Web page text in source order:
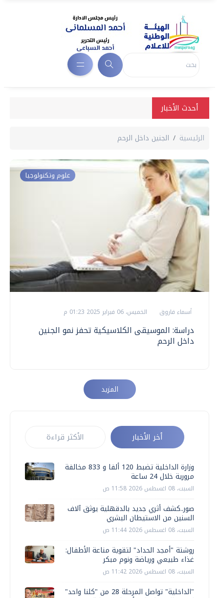
أحدث الأخبار
الرئيسية الجنين داخل الرحم
علوم وتكنولوجيا
أسماء فاروق الخميس، 06 فبراير 2025 01:23 م
دراسة: الموسيقى الكلاسيكية تحفز نمو الجنين
داخل الرحم
المزيد
أخر الأخبار الأكثر قراءة
وزارة الداخلية تضبط 120 ألفا و 833 مخالفة
مرورية خلال 24 ساعة
السبت، 08 اغسطس 2026 11:58 ص
صور..كشف أثري جديد بالدقهلية يوثق آلاف
السنين من الاستيطان البشري
السبت، 08 اغسطس 2026 11:44 ص
روشتة "أمجد الحداد" لتقوية مناعة الأطفال:
غذاء طبيعي ورياضة ونوم مبكر
السبت، 08 اغسطس 2026 11:42 ص
"الداخلية" تواصل المرحلة 28 من "كلنا واحد"